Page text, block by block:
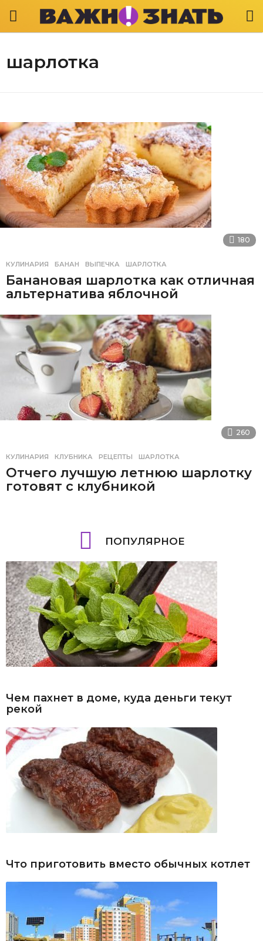
шарлотка
180
КУЛИНАРИЯ БАНАН ,ВЫПЕЧКА ,ШАРЛОТКА
Банановая шарлотка как отличная
альтернатива яблочной
260
КУЛИНАРИЯ КЛУБНИКА ,РЕЦЕПТЫ ,ШАРЛОТКА
Отчего лучшую летнюю шарлотку
готовят с клубникой
ПОПУЛЯРНОЕ
Чем пахнет в доме, куда деньги текут
рекой
Что приготовить вместо обычных котлет